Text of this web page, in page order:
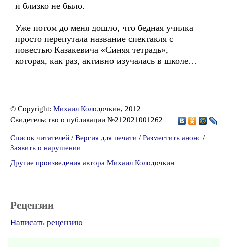
и близко не было.
Уже потом до меня дошло, что бедная училка
просто перепутала название спектакля с
повестью Казакевича «Синяя тетрадь»,
которая, как раз, активно изучалась в школе…
© Copyright: Михаил Колодочкин, 2012
Свидетельство о публикации №212021001262
Список читателей / Версия для печати / Разместить анонс /
Заявить о нарушении
Другие произведения автора Михаил Колодочкин
Рецензии
Написать рецензию